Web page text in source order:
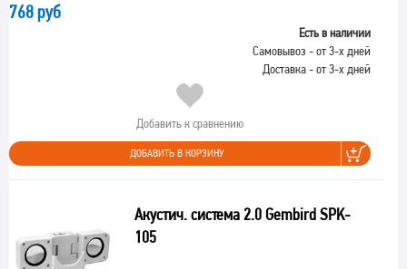
768 руб
Есть в наличии
Самовывоз - от 3-х дней
Доставка - от 3-х дней
Добавить к сравнению
ДОБАВИТЬ В КОРЗИНУ
Акустич. система 2.0 Gembird SPK-
105